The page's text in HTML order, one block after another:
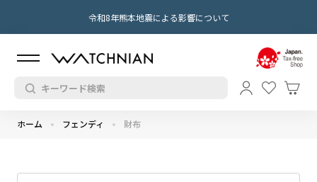
令和8年熊本地震による影響について
ホーム フェンディ 財布